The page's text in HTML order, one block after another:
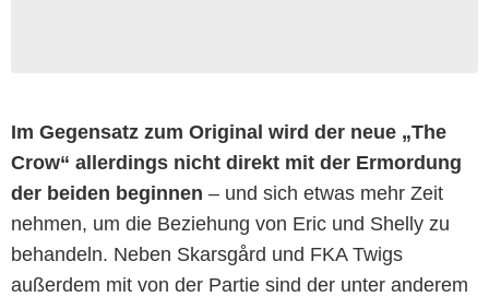
Im Gegensatz zum Original wird der neue „The
Crow“ allerdings nicht direkt mit der Ermordung
der beiden beginnen – und sich etwas mehr Zeit
nehmen, um die Beziehung von Eric und Shelly zu
behandeln. Neben Skarsgård und FKA Twigs
außerdem mit von der Partie sind der unter anderem